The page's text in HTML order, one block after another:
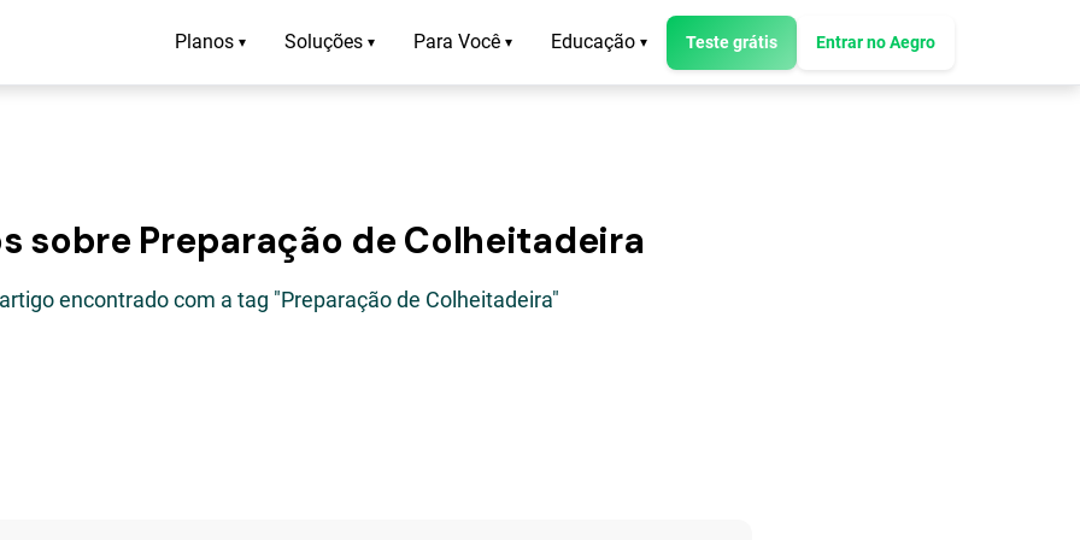
Planos ▾ Soluções ▾ Para Você ▾ Educação ▾ Teste grátis Entrar no Aegro
sobre Preparação de Colheitadeira
encontrado com a tag "Preparação de Colheitadeira"